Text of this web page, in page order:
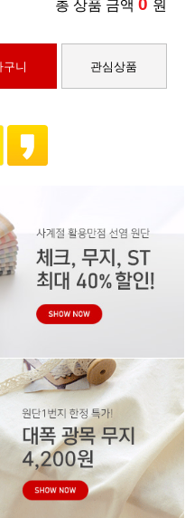
총 상품 금액 원
구니 관심상품